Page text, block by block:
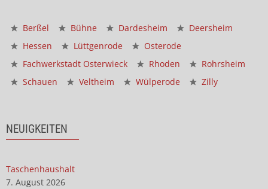
Berßel Bühne Dardesheim
Deersheim
Hessen
Lüttgenrode
Osterode
Fachwerkstadt Osterwieck
Rhoden
Rohrsheim
Schauen
Veltheim Wülperode Zilly
NEUIGKEITEN
Taschenhaushalt
7. August 2026